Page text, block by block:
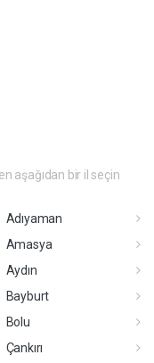
aşağıdan bir il seçin
Adıyaman
Amasya
Aydın
Bayburt
Bolu
Çankırı